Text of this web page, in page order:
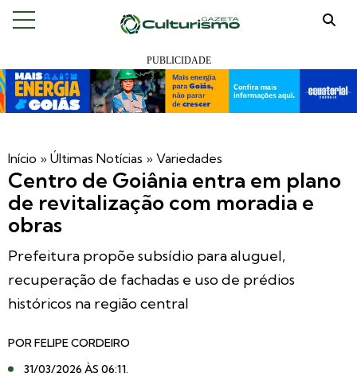
Início » Últimas Notícias » Variedades
Centro de Goiânia entra em plano
de revitalização com moradia e
obras
Prefeitura propõe subsídio para aluguel,
recuperação de fachadas e uso de prédios
históricos na região central
PORFELIPE CORDEIRO
31/03/2026 ÀS 06:11.